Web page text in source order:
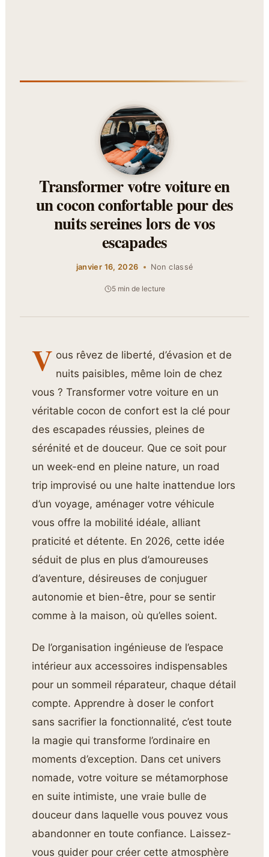
Transformer votre voiture en
un cocon confortable pour des
nuits sereines lors de vos
escapades
janvier 16, 2026 Non classé
5 min de lecture
V ous rêvez de liberté, d’évasion et de
nuits paisibles, même loin de chez
vous ? Transformer votre voiture en un
véritable cocon de confort est la clé pour
des escapades réussies, pleines de
sérénité et de douceur. Que ce soit pour
un week-end en pleine nature, un road
trip improvisé ou une halte inattendue lors
d’un voyage, aménager votre véhicule
vous offre la mobilité idéale, alliant
praticité et détente. En 2026, cette idée
séduit de plus en plus d’amoureuses
d’aventure, désireuses de conjuguer
autonomie et bien-être, pour se sentir
comme à la maison, où qu’elles soient.
De l’organisation ingénieuse de l’espace
intérieur aux accessoires indispensables
pour un sommeil réparateur, chaque détail
compte. Apprendre à doser le confort
sans sacrifier la fonctionnalité, c’est toute
la magie qui transforme l’ordinaire en
moments d’exception. Dans cet univers
nomade, votre voiture se métamorphose
en suite intimiste, une vraie bulle de
douceur dans laquelle vous pouvez vous
abandonner en toute confiance. Laissez-
vous guider pour créer cette atmosphère